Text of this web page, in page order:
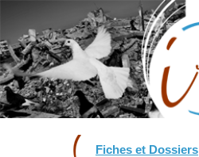
Fiches et Dossiers